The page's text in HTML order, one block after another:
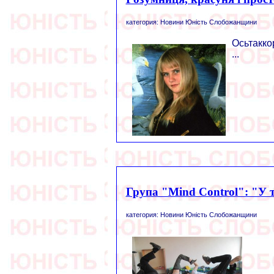
категория: Новини Юність Слобожанщини
...
Група "Mind Control": "У
категория: Новини Юність Слобожанщини